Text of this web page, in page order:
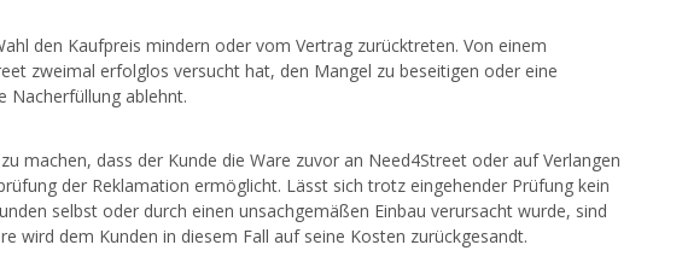
den Kaufpreis mindern oder vom Vertrag zurücktreten. Von einem
zweimal erfolglos versucht hat, den Mangel zu beseitigen oder eine
Nacherfüllung ablehnt.
machen, dass der Kunde die Ware zuvor an Need4Street oder auf Verlangen
der Reklamation ermöglicht. Lässt sich trotz eingehender Prüfung kein
selbst oder durch einen unsachgemäßen Einbau verursacht wurde, sind
wird dem Kunden in diesem Fall auf seine Kosten zurückgesandt.